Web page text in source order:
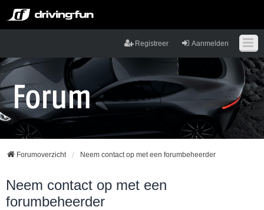
Aanmelden
Registreer
Forumoverzicht Neem contact op met een forumbeheerder
Neem contact op met een
forumbeheerder